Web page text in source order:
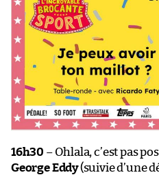
16h30 – Ohlala, c’est pas
George Eddy(suivie d’une